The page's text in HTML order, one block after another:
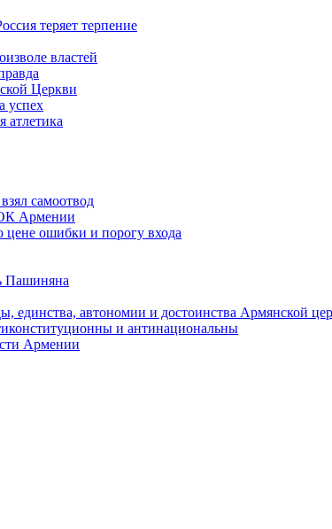
теряет терпение
властей
Церкви
успех
атлетика
самоотвод
Армении
цене ошибки и порогу входа
Пашиняна
единства, автономии и достоинства Армянской
и антинациональны
Армении